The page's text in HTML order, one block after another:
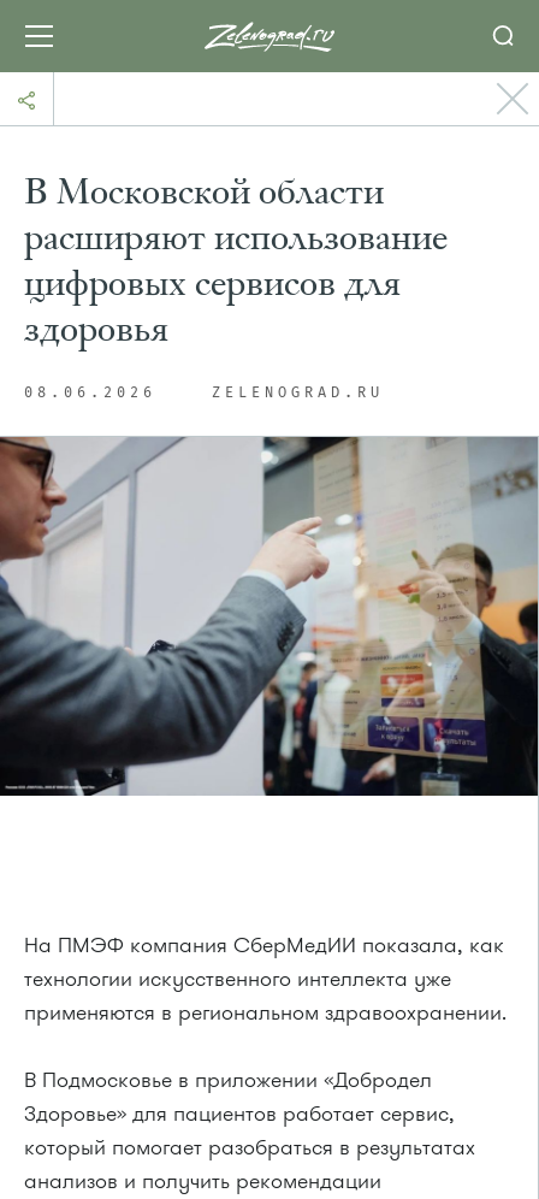
В Московской области
расширяют использование
цифровых сервисов для
здоровья
08.06.2026 ZELENOGRAD.RU
На ПМЭФ компания СберМедИИ показала, как
технологии искусственного интеллекта уже
применяются в региональном здравоохранении.
В Подмосковье в приложении «Добродел
Здоровье» для пациентов работает сервис,
который помогает разобраться в результатах
анализов и получить рекомендации